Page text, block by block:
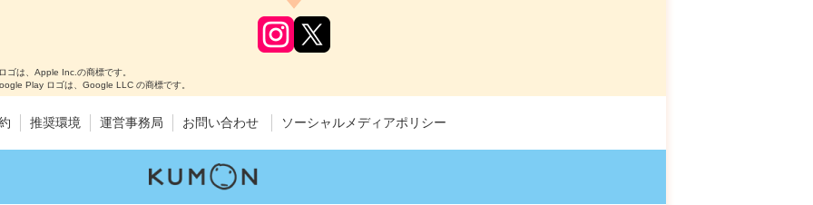
は、Apple Inc.の商標です。
Play ロゴは、Google LLC の商標です。
推奨環境 運営事務局 お問い合わせ ソーシャルメディアポリシー